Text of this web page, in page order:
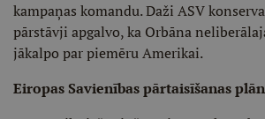
kampaņas komandu. Daži ASV
pārstāvji apgalvo, ka Orbāna
jākalpo par piemēru Amerikai.
Eiropas Savienības pārtaisīšanas